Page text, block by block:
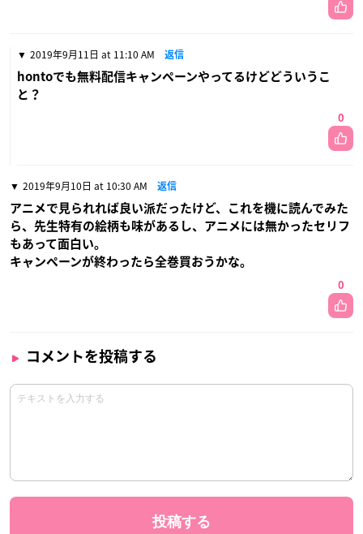
2019年9月11日 at 11:10 AM 返信
hontoでも無料配信キャンペーンやってるけどどういうこ
と？
0
2019年9月10日 at 10:30 AM 返信
アニメで見られれば良い派だったけど、これを機に読んでみた
ら、先生特有の絵柄も味があるし、アニメには無かったセリフ
もあって面白い。
キャンペーンが終わったら全巻買おうかな。
0
コメントを投稿する